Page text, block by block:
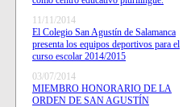
11/11/2014
El Colegio San Agustín de Salamanca
presenta los equipos deportivos para el
curso escolar 2014/2015
03/07/2014
MIEMBRO HONORARIO DE LA
ORDEN DE SAN AGUSTÍN